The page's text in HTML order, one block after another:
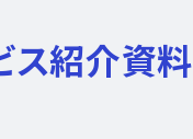
ス紹介資料